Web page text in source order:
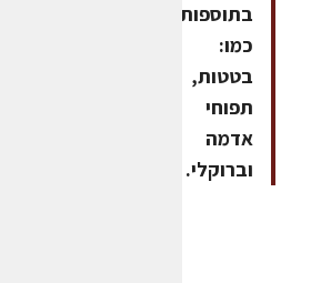
בתוספות
כמו:
בטטות,
תפוחי
אדמה
וברוקלי.